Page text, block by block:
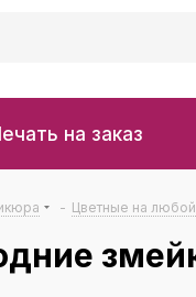
на заказ
- Цветные на